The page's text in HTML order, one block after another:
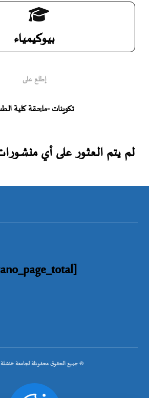
بيوكيمياء
إطلع على
تكوينات -ملحقة كلية
لم يتم العثور على أي
[rano_page_total]
© جميع الحقوق محفوظة لجامعة خنشلة